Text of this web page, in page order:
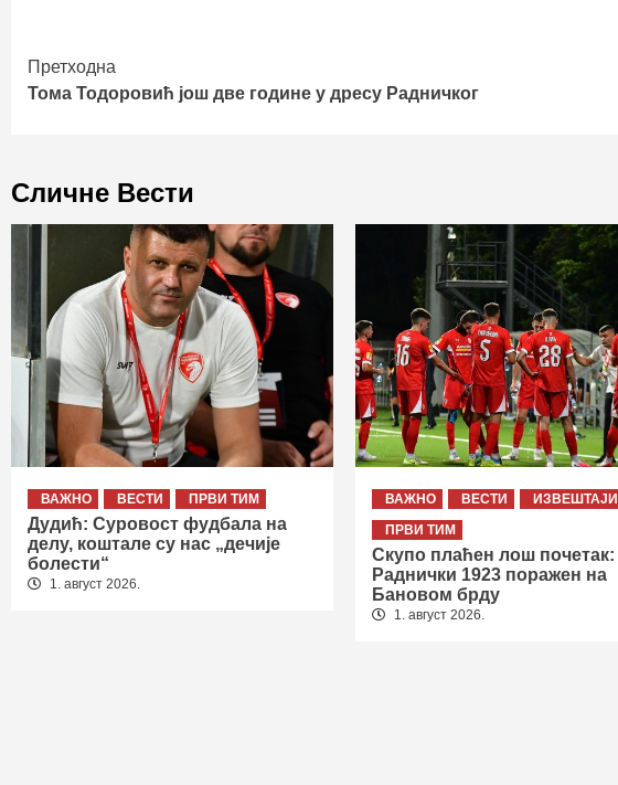
Continue
Reading
Претходна
Тома Тодоровић још две године у дресу Радничког
Сличне Вести
ВАЖНО ВЕСТИ ПРВИ ТИМ
Дудић: Суровост фудбала на
делу, коштале су нас „дечије
болести“
1. август 2026.
ВАЖНО ВЕСТИ
ИЗВЕШТАЈИ
ПРВИ ТИМ
Скупо плаћен лош почетак:
Раднички 1923 поражен на
Бановом брду
1. август 2026.